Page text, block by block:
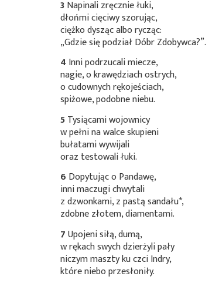
3Napinali zręcznie łuki,
dłońmi cięciwy szorując,
ciężko dysząc albo rycząc:
„Gdzie się podział Dóbr Zdobywca?”.
4 Inni podrzucali miecze,
nagie, o krawędziach ostrych,
o cudownych rękojeściach,
spiżowe, podobne niebu.
5Tysiącami wojownicy
w pełni na walce skupieni
bułatami wywijali
oraz testowali łuki.
6 Dopytując o Pandawę,
inni maczugi chwytali
z dzwonkami, z pastąsandału*,
zdobne złotem, diamentami.
7Upojeni siłą, dumą,
w rękach swych dzierżyli pały
niczym maszty ku czci Indry,
które niebo przesłoniły.